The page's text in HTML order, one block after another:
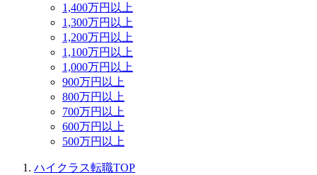
1,400万円以上
1,300万円以上
1,200万円以上
1,100万円以上
1,000万円以上
900万円以上
800万円以上
700万円以上
600万円以上
500万円以上
ハイクラス転職TOP